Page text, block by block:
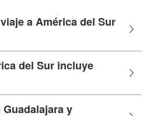
a América del Sur
del Sur incluye
y